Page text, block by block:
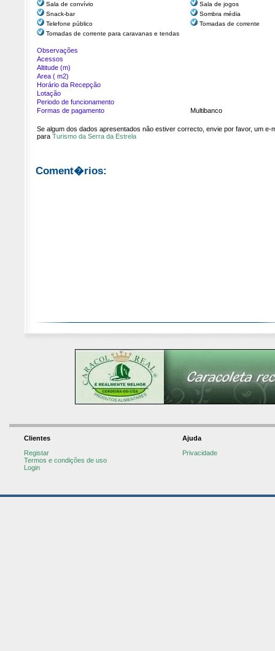
Sala de convívio
Sala de jogos
Snack-bar
Sombra média
Telefone público
Tomadas de corrente
Tomadas de corrente para caravanas e tendas
Observações
Acessos
Altitude (m)
Area ( m2)
Horário da Recepção
Lotação
Periodo de funcionamento
Formas de pagamento
Multibanco
Se algum dos dados apresentados não estiver correcto, envie por favor, um e-
para Turismo da Serra da Estrela
Coment�rios:
Clientes
Registar
Termos e condições de uso
Login
Ajuda
Privacidade